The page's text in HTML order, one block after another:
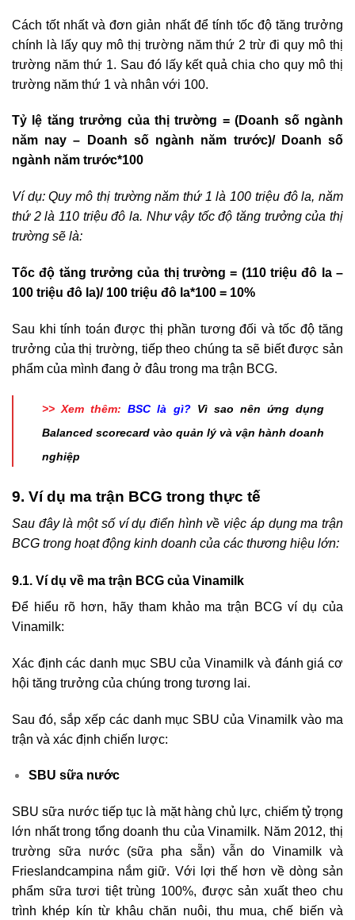
Cách tốt nhất và đơn giản nhất để tính tốc độ tăng trưởng
chính là lấy quy mô thị trường năm thứ 2 trừ đi quy mô thị
trường năm thứ 1. Sau đó lấy kết quả chia cho quy mô thị
trường năm thứ 1 và nhân với 100.
Tỷ lệ tăng trưởng của thị trường = (Doanh số ngành
năm nay – Doanh số ngành năm trước)/ Doanh số
ngành năm trước*100
Ví dụ: Quy mô thị trường năm thứ 1 là 100 triệu đô la, năm
thứ 2 là 110 triệu đô la. Như vậy tốc độ tăng trưởng của thị
trường sẽ là:
Tốc độ tăng trưởng của thị trường = (110 triệu đô la –
100 triệu đô la)/ 100 triệu đô la*100 = 10%
Sau khi tính toán được thị phần tương đối và tốc độ tăng
trưởng của thị trường, tiếp theo chúng ta sẽ biết được sản
phẩm của mình đang ở đâu trong ma trận BCG.
>> Xem thêm:BSC là gì?Vì sao nên ứng dụng
Balanced scorecard vào quản lý và vận hành doanh
nghiệp
9. Ví dụ ma trận BCG trong thực tế
Sau đây là một số ví dụ điển hình về việc áp dụng ma trận
BCG trong hoạt động kinh doanh của các thương hiệu lớn:
9.1. Ví dụ về ma trận BCG của Vinamilk
Để hiểu rõ hơn, hãy tham khảo ma trận BCG ví dụ của
Vinamilk:
Xác định các danh mục SBU của Vinamilk và đánh giá cơ
hội tăng trưởng của chúng trong tương lai.
Sau đó, sắp xếp các danh mục SBU của Vinamilk vào ma
trận và xác định chiến lược:
SBU sữa nước
SBU sữa nước tiếp tục là mặt hàng chủ lực, chiếm tỷ trọng
lớn nhất trong tổng doanh thu của Vinamilk. Năm 2012, thị
trường sữa nước (sữa pha sẵn) vẫn do Vinamilk và
Frieslandcampina nắm giữ. Với lợi thế hơn về dòng sản
phẩm sữa tươi tiệt trùng 100%, được sản xuất theo chu
trình khép kín từ khâu chăn nuôi, thu mua, chế biến và